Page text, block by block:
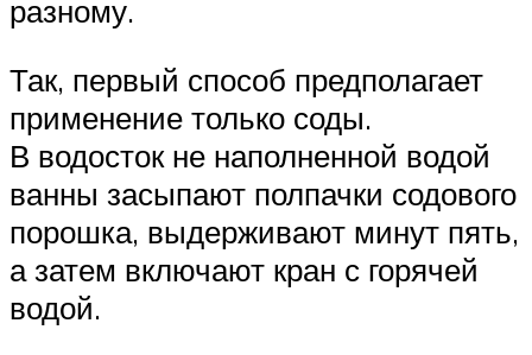
разному.
Так, первый способ предполагает
применение только соды.
В водосток не наполненной водой
ванны засыпают полпачки содового
порошка, выдерживают минут пять,
а затем включают кран с горячей
водой.